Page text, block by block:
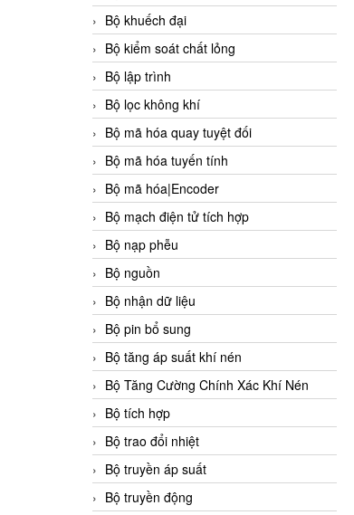
Bộ khuếch đại
Bộ kiểm soát chất lỏng
Bộ lập trình
Bộ lọc không khí
Bộ mã hóa quay tuyệt đối
Bộ mã hóa tuyến tính
Bộ mã hóa|Encoder
Bộ mạch điện tử tích hợp
Bộ nạp phễu
Bộ nguồn
Bộ nhận dữ liệu
Bộ pin bổ sung
Bộ tăng áp suất khí nén
Bộ Tăng Cường Chính Xác Khí Nén
Bộ tích hợp
Bộ trao đổi nhiệt
Bộ truyền áp suất
Bộ truyền động